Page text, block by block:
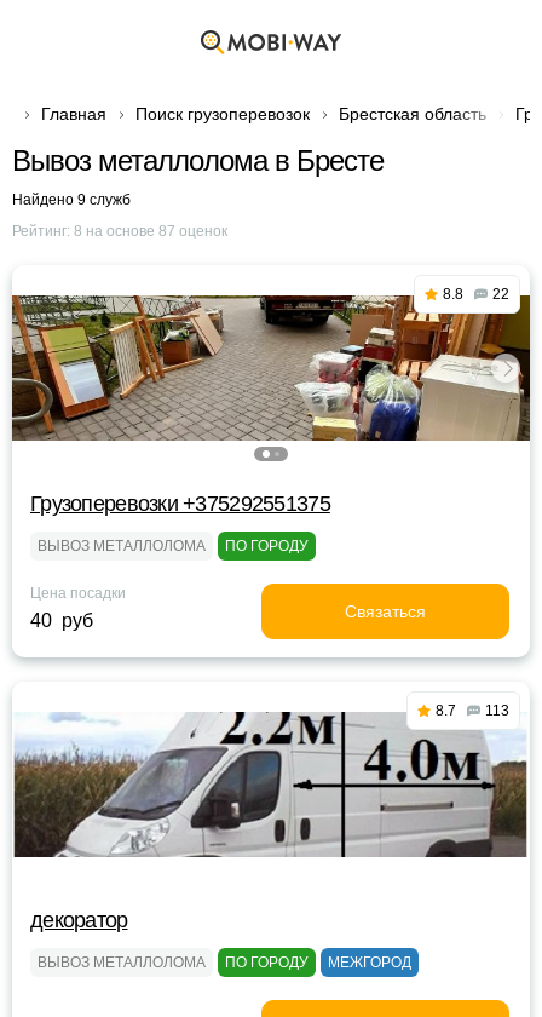
Главная Поиск грузоперевозок Брестская область
Вывоз металлолома в Бресте
Найдено 9 служб
Рейтинг: 8 на основе 87 оценок
8.8 22
Грузоперевозки +375292551375
ВЫВОЗ МЕТАЛЛОЛОМА ПО ГОРОДУ
Цена посадки
40 руб Связаться
8.7 113
декоратор
ВЫВОЗ МЕТАЛЛОЛОМА ПО ГОРОДУ МЕЖГОРОД